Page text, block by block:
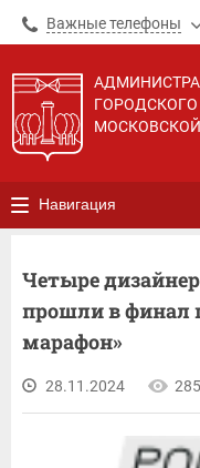
Важные телефоны
ГОРОДСКОГО
Навигация
Четыре
прошли в финал
марафон»
28.11.2024